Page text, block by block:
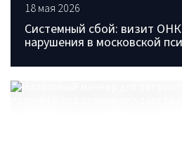
18 мая 2026
Системный сбой: визит
нарушения в московской